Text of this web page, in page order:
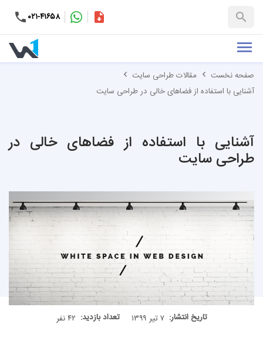
۰۲۱-۴۱۶۵۸
+۹۸-کاتالوگ
صفحه نخست
مقالات طراحی سایت
آشنایی با استفاده از فضاهای خالی در طراحی سایت
آشنایی با استفاده از فضاهای خالی در
طراحی سایت
تاریخ انتشار: ۷ تیر ۱۳۹۹ تعداد بازدید: ۴۲ نفر